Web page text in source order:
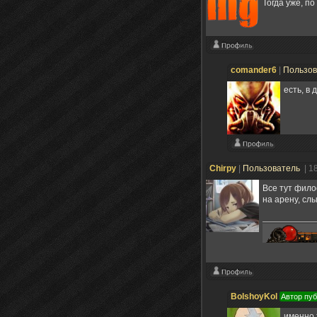
Тогда уже,
comander6
есть, в
Chirpy Пользователь
|
Все тут
на арену,
BolshoyKol Автор